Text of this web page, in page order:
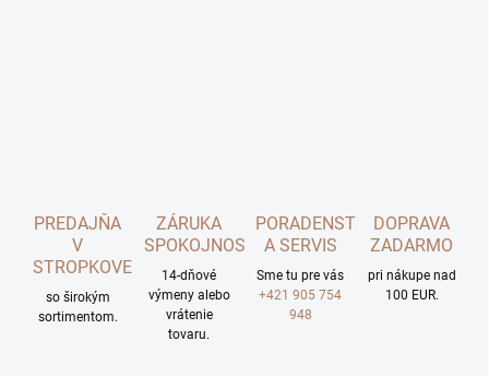
PREDAJŇA
V
STROPKOVE
so širokým
sortimentom.
ZÁRUKA
SPOKOJNOSTI
14-dňové
výmeny alebo
vrátenie
tovaru.
PORADENSTVO
A SERVIS
Sme tu pre vás
+421 905 754
948
DOPRAVA
ZADARMO
pri nákupe nad
100 EUR.